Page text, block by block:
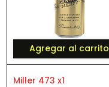
Agregar al carrito
Miller 473 x1